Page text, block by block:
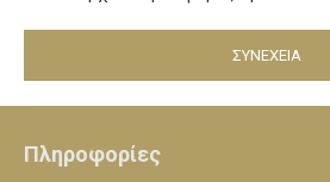
ΣΥΝΈΧΕΙΑ
Πληροφορίες